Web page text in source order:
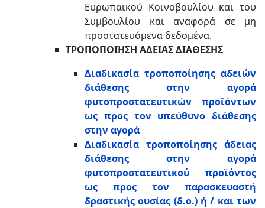
Ευρωπαϊκού Κοινοβουλίου και του
Συμβουλίου και αναφορά σε μη
προστατευόμενα δεδομένα.
ΤΡΟΠΟΠΟΙΗΣΗ ΑΔΕΙΑΣ ΔΙΑΘΕΣΗΣ
Διαδικασία τροποποίησης αδειών
διάθεσης στην αγορά
φυτοπροστατευτικών προϊόντων
ως προς τον υπεύθυνο διάθεσης
στην αγορά
Διαδικασία τροποποίησης άδειας
διάθεσης στην αγορά
φυτοπροστατευτικού προϊόντος
ως προς τον παρασκευαστή
δραστικής ουσίας (δ.ο.) ή / και των